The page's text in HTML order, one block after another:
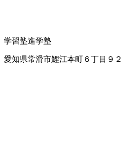
学習塾進学塾
愛知県常滑市鯉江本町６丁目９２